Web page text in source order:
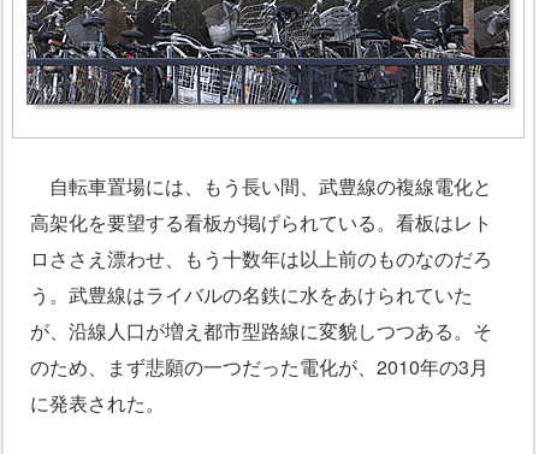
自転車置場には、もう長い間、武豊線の複線電化と
高架化を要望する看板が掲げられている。看板はレト
ロささえ漂わせ、もう十数年は以上前のものなのだろ
う。武豊線はライバルの名鉄に水をあけられていた
が、沿線人口が増え都市型路線に変貌しつつある。そ
のため、まず悲願の一つだった電化が、2010年の3月
に発表された。